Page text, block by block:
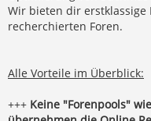
Wir bieten dir
recherchierten Foren.
Alle Vorteile im Überblick:
+++ Keine "Forenpools"